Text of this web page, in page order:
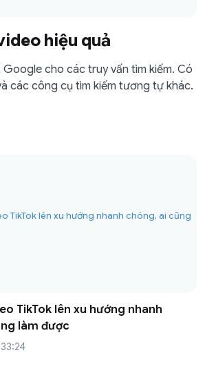
hiệu quả
cho các truy vấn tìm kiếm. Có
các công cụ tìm kiếm tương tự khác.
TikTok lên xu hướng nhanh
làm được